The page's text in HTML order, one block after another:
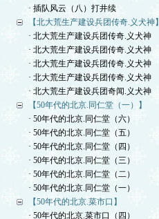
· 插队风云（八）打井续
【北大荒生产建设兵团传奇.义犬神】
· 北大荒生产建设兵团传奇.义犬神
· 北大荒生产建设兵团传奇.义犬神
· 北大荒生产建设兵团传奇.义犬神
· 北大荒生产建设兵团传奇.义犬神
· 北大荒生产建设兵团奇闻.义犬神
【50年代的北京.同仁堂（一）】
· 50年代的北京.同仁堂（六）
· 50年代的北京.同仁堂（五）
· 50年代的北京.同仁堂（四）
· 50年代的北京.同仁堂（三）
· 50年代的北京.同仁堂（二）
· 50年代的北京.同仁堂（一）
【50年代的北京.菜市口】
· 50年代的北京.菜市口（四）